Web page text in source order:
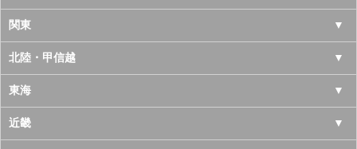
北海道
青森県
岩手県
宮城県
関東
東京都
神奈川県
千葉県
北陸・甲信越
山梨県
長野県
東海
愛知県
近畿